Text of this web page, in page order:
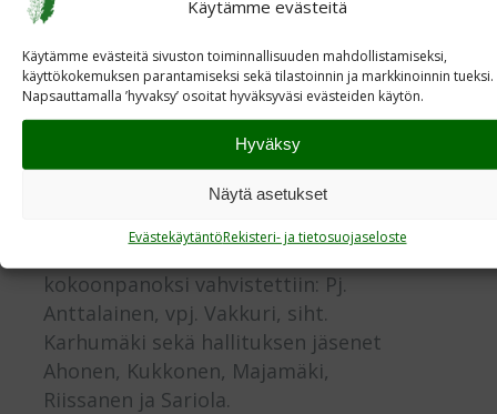
Käytämme evästeitä
Käytämme evästeitä sivuston toiminnallisuuden mahdollistamiseksi,
käyttökokemuksen parantamiseksi sekä tilastoinnin ja markkinoinnin tueksi.
Napsauttamalla ’hyvaksy’ osoitat hyväksyväsi evästeiden käytön.
Hyväksy
Näytä asetukset
EvästekäytäntöRekisteri- ja tietosuojaseloste
reserviläisyhdistykset ja
Uudenmaan Reserviläispiiri ry
Sakari Pietilä, Pornaisten
Rauhanturvaajat ry),
kokoonpanoksi vahvistettiin: Pj.
Anttalainen, vpj. Vakkuri, siht.
Karhumäki sekä hallituksen jäsenet
Ahonen, Kukkonen, Majamäki,
Riissanen ja Sariola.